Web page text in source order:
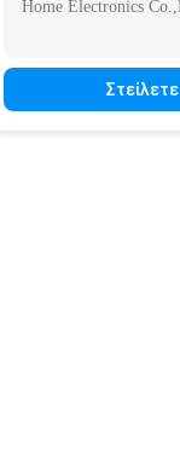
Στείλετε